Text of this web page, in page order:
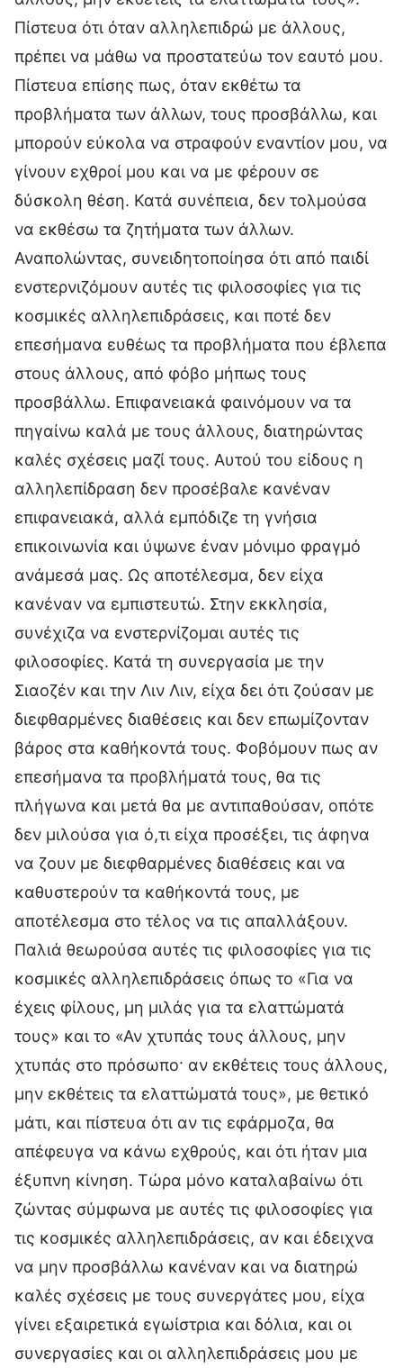
Πίστευα ότι όταν αλληλεπιδρώ με άλλους,
πρέπει να μάθω να προστατεύω τον εαυτό μου.
Πίστευα επίσης πως, όταν εκθέτω τα
προβλήματα των άλλων, τους προσβάλλω, και
μπορούν εύκολα να στραφούν εναντίον μου, να
γίνουν εχθροί μου και να με φέρουν σε
δύσκολη θέση. Κατά συνέπεια, δεν τολμούσα
να εκθέσω τα ζητήματα των άλλων.
Αναπολώντας, συνειδητοποίησα ότι από παιδί
ενστερνιζόμουν αυτές τις φιλοσοφίες για τις
κοσμικές αλληλεπιδράσεις, και ποτέ δεν
επεσήμανα ευθέως τα προβλήματα που έβλεπα
στους άλλους, από φόβο μήπως τους
προσβάλλω. Επιφανειακά φαινόμουν να τα
πηγαίνω καλά με τους άλλους, διατηρώντας
καλές σχέσεις μαζί τους. Αυτού του είδους η
αλληλεπίδραση δεν προσέβαλε κανέναν
επιφανειακά, αλλά εμπόδιζε τη γνήσια
επικοινωνία και ύψωνε έναν μόνιμο φραγμό
ανάμεσά μας. Ως αποτέλεσμα, δεν είχα
κανέναν να εμπιστευτώ. Στην εκκλησία,
συνέχιζα να ενστερνίζομαι αυτές τις
φιλοσοφίες. Κατά τη συνεργασία με την
Σιαοζέν και την Λιν Λιν, είχα δει ότι ζούσαν με
διεφθαρμένες διαθέσεις και δεν επωμίζονταν
βάρος στα καθήκοντά τους. Φοβόμουν πως αν
επεσήμανα τα προβλήματά τους, θα τις
πλήγωνα και μετά θα με αντιπαθούσαν, οπότε
δεν μιλούσα για ό,τι είχα προσέξει, τις άφηνα
να ζουν με διεφθαρμένες διαθέσεις και να
καθυστερούν τα καθήκοντά τους, με
αποτέλεσμα στο τέλος να τις απαλλάξουν.
Παλιά θεωρούσα αυτές τις φιλοσοφίες για τις
κοσμικές αλληλεπιδράσεις όπως το «Για να
έχεις φίλους, μη μιλάς για τα ελαττώματά
τους» και το «Αν χτυπάς τους άλλους, μην
χτυπάς στο πρόσωπο· αν εκθέτεις τους άλλους,
μην εκθέτεις τα ελαττώματά τους», με θετικό
μάτι, και πίστευα ότι αν τις εφάρμοζα, θα
απέφευγα να κάνω εχθρούς, και ότι ήταν μια
έξυπνη κίνηση. Τώρα μόνο καταλαβαίνω ότι
ζώντας σύμφωνα με αυτές τις φιλοσοφίες για
τις κοσμικές αλληλεπιδράσεις, αν και έδειχνα
να μην προσβάλλω κανέναν και να διατηρώ
καλές σχέσεις με τους συνεργάτες μου, είχα
γίνει εξαιρετικά εγωίστρια και δόλια, και οι
συνεργασίες και οι αλληλεπιδράσεις μου με